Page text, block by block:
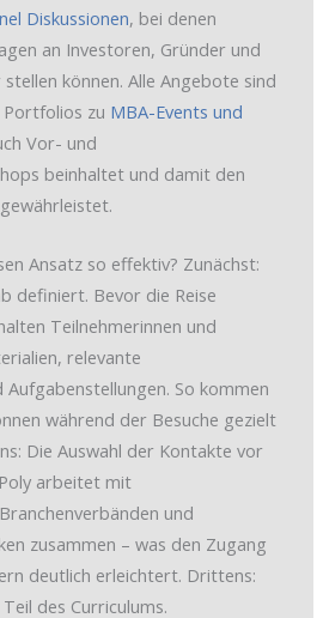
Diskussionen, bei denen
an Investoren, Gründer und
können. Alle Angebote sind
zu MBA-Events und
Vor- und
beinhaltet und damit den
Ansatz so effektiv? Zunächst:
definiert. Bevor die Reise
Teilnehmerinnen und
relevante
Aufgabenstellungen. So kommen
während der Besuche gezielt
Die Auswahl der Kontakte vor
arbeitet mit
und
zusammen – was den Zugang
deutlich erleichtert. Drittens:
des Curriculums.